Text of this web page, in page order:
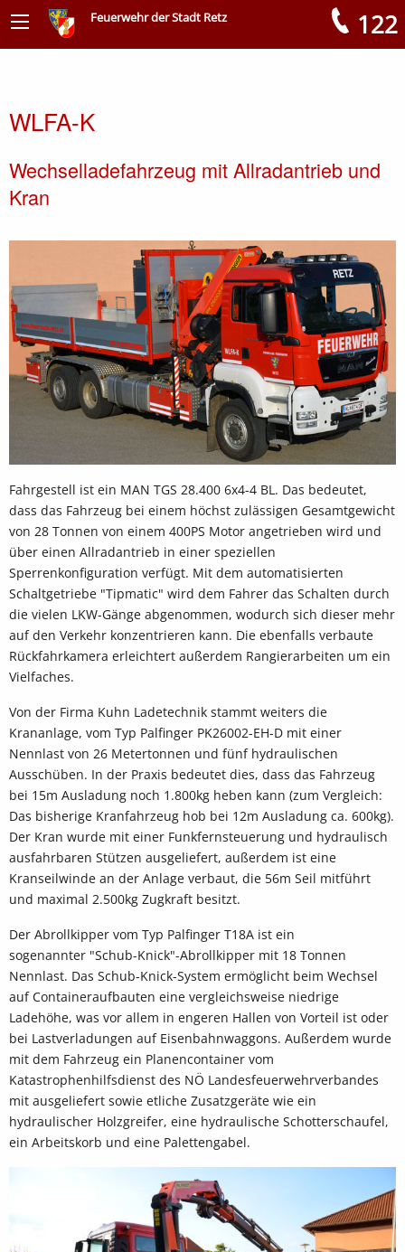
Feuerwehr der Stadt Retz 122
WLFA-K
Wechselladefahrzeug mit Allradantrieb und
Kran
Fahrgestell ist ein MAN TGS 28.400 6x4-4 BL. Das bedeutet,
dass das Fahrzeug bei einem höchst zulässigen Gesamtgewicht
von 28 Tonnen von einem 400PS Motor angetrieben wird und
über einen Allradantrieb in einer speziellen
Sperrenkonfiguration verfügt. Mit dem automatisierten
Schaltgetriebe "Tipmatic" wird dem Fahrer das Schalten durch
die vielen LKW-Gänge abgenommen, wodurch sich dieser mehr
auf den Verkehr konzentrieren kann. Die ebenfalls verbaute
Rückfahrkamera erleichtert außerdem Rangierarbeiten um ein
Vielfaches.
Von der Firma Kuhn Ladetechnik stammt weiters die
Krananlage, vom Typ Palfinger PK26002-EH-D mit einer
Nennlast von 26 Metertonnen und fünf hydraulischen
Ausschüben. In der Praxis bedeutet dies, dass das Fahrzeug
bei 15m Ausladung noch 1.800kg heben kann (zum Vergleich:
Das bisherige Kranfahrzeug hob bei 12m Ausladung ca. 600kg).
Der Kran wurde mit einer Funkfernsteuerung und hydraulisch
ausfahrbaren Stützen ausgeliefert, außerdem ist eine
Kranseilwinde an der Anlage verbaut, die 56m Seil mitführt
und maximal 2.500kg Zugkraft besitzt.
Der Abrollkipper vom Typ Palfinger T18A ist ein
sogenannter "Schub-Knick"-Abrollkipper mit 18 Tonnen
Nennlast. Das Schub-Knick-System ermöglicht beim Wechsel
auf Containeraufbauten eine vergleichsweise niedrige
Ladehöhe, was vor allem in engeren Hallen von Vorteil ist oder
bei Lastverladungen auf Eisenbahnwaggons. Außerdem wurde
mit dem Fahrzeug ein Planencontainer vom
Katastrophenhilfsdienst des NÖ Landesfeuerwehrverbandes
mit ausgeliefert sowie etliche Zusatzgeräte wie ein
hydraulischer Holzgreifer, eine hydraulische Schotterschaufel,
ein Arbeitskorb und eine Palettengabel.